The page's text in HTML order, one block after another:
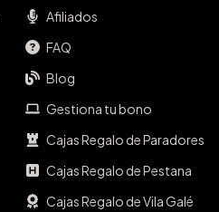
Afiliados
FAQ
Blog
Gestiona tu bono
Cajas Regalo de Paradores
Cajas Regalo de Pestana
Cajas Regalo de Vila Galé